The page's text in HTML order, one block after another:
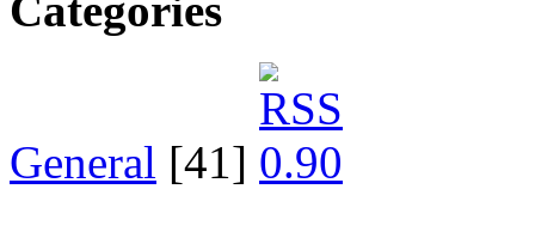
Categories
General [41]